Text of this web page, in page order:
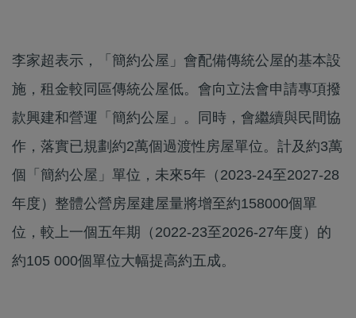
李家超表示，「簡約公屋」會配備傳統公屋的基本設
施，租金較同區傳統公屋低。會向立法會申請專項撥
款興建和營運「簡約公屋」。同時，會繼續與民間協
作，落實已規劃約2萬個過渡性房屋單位。計及約3萬
個「簡約公屋」單位，未來5年（2023-24至2027-28
年度）整體公營房屋建屋量將增至約158000個單
位，較上一個五年期（2022-23至2026-27年度）的
約105 000個單位大幅提高約五成。